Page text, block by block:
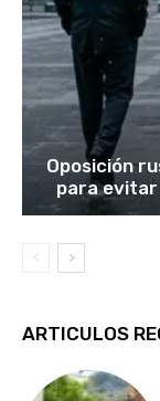
Oposición
para evitar
ARTICULOS